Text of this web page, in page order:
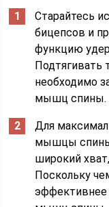
Старайтесь
бицепсов и
функцию
Подтягивать
необходимо
мышц спины.
Для
мышцы спины
широкий
Поскольку
эффективнее